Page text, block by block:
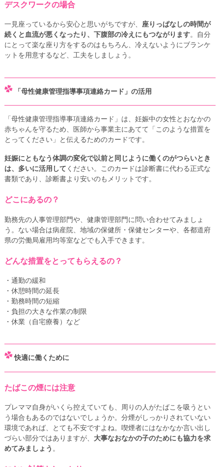
デスクワークの場合
一見座っているから安心と思いがちですが、 座りっぱなしの時間が
続くと血流が悪くなったり、下腹部の冷えにもつながります。自分
にとって楽な座り方をするのはもちろん、冷えないようにブランケ
ットを用意するなど、工夫をしましょう。
「母性健康管理指導事項連絡カード」の活用
「母性健康管理指導事項連絡カード」は、妊娠中の女性とおなかの
赤ちゃんを守るため、医師から事業主にあてて「このような措置を
とってください」と伝えるためのカードです。
妊娠にともなう体調の変化で以前と同じように働くのがつらいとき
は、多いに活用して ください。このカードは診断書に代わる正式な
書類であり、診断書より安いのもメリットです。
どこにあるの？
勤務先の人事管理部門や、健康管理部門に問い合わせてみましょ
う。ない場合は病産院、地域の保健所・保健センターや、各都道府
県の労働局雇用均等室などでも入手できます。
どんな措置をとってもらえるの？
・通勤の緩和
・休憩時間の延長
・勤務時間の短縮
・負担の大きな作業の制限
・休業（自宅療養）など
快適に働くために
たばこの煙には注意
プレママ自身がいくら控えていても、周りの人がたばこを吸うとい
う場合もあるのではないでしょうか。分煙がしっかりされていない
環境であれば、とても不安ですよね。喫煙者にはなかなか言い出し
づらい部分ではありますが、 大事なおなかの子のためにも協力を求
めてみましょう 。